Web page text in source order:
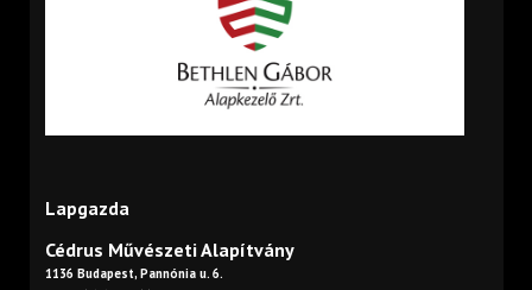
Lapgazda
Cédrus Művészeti Alapítvány
1136 Budapest, Pannónia u. 6.